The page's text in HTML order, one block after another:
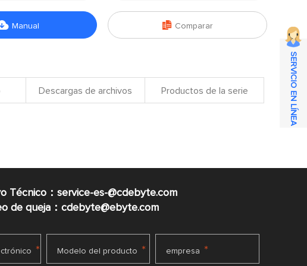
Manual  Comparar
Descargas de archivos Productos de la serie
Técnico：service-es-@cdebyte.com
de queja：cdebyte@ebyte.com
* Modelo del producto * empresa *
SERVICIO EN LÍNEA